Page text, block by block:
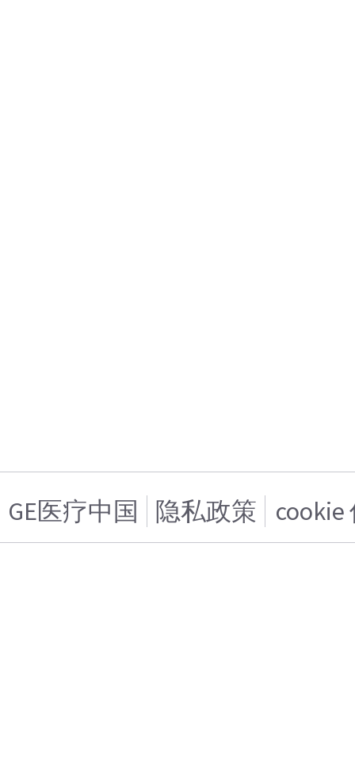
GE医疗中国 隐私政策 cookie